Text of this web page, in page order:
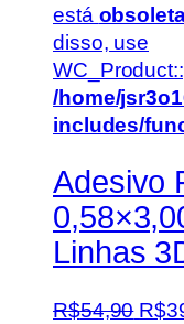
está
disso, use
/home/
includes/
Adesivo
Linhas
R$54,90 O
R$